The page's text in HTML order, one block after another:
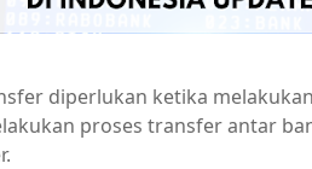
diperlukan ketika
proses transfer antar